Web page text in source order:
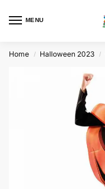
MENU
Home / Halloween 2023 /